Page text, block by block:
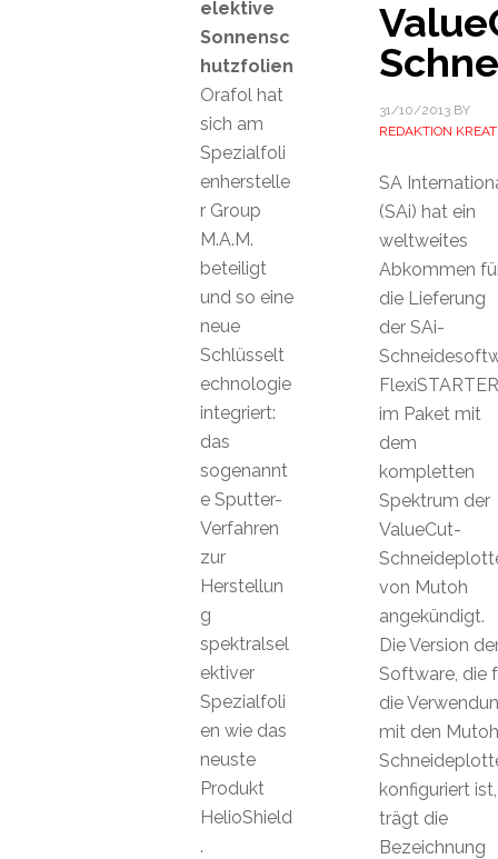
31/10/2013BY
REDAKTION
SA
(SAi) hat ein
weltweites
Abkommen
die Lieferung
der SAi-
FlexiSTARTER
im Paket mit
dem
kompletten
Spektrum der
ValueCut-
von Mutoh
angekündigt.
Die Version
Software, die
die
mit den
konfiguriert ist,
trägt die
Bezeichnung
elektive
Sonnensc
hutzfolien
Orafol hat
sich am
Spezialfoli
enherstelle
r Group
M.A.M.
beteiligt
und so eine
neue
Schlüsselt
echnologie
integriert:
das
sogenannt
e Sputter-
Verfahren
zur
Herstellun
g
spektralsel
ektiver
Spezialfoli
en wie das
neuste
Produkt
HelioShield
.